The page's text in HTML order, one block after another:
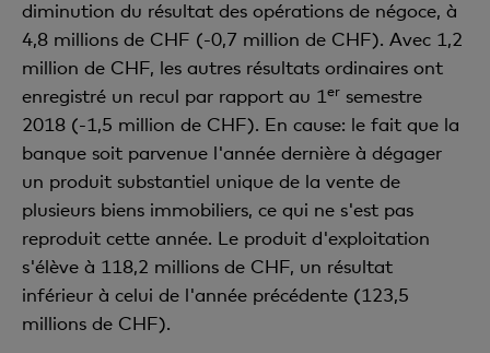
diminution du résultat des opérations de négoce, à
4,8 millions de CHF (-0,7 million de CHF). Avec 1,2
million de CHF, les autres résultats ordinaires ont
enregistré un recul par rapport au 1er semestre
2018 (-1,5 million de CHF). En cause: le fait que la
banque soit parvenue l'année dernière à dégager
un produit substantiel unique de la vente de
plusieurs biens immobiliers, ce qui ne s'est pas
reproduit cette année. Le produit d'exploitation
s'élève à 118,2 millions de CHF, un résultat
inférieur à celui de l'année précédente (123,5
millions de CHF).